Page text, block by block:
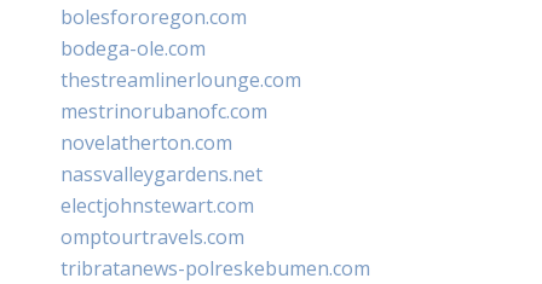
bolesfororegon.com
bodega-ole.com
thestreamlinerlounge.com
mestrinorubanofc.com
novelatherton.com
nassvalleygardens.net
electjohnstewart.com
omptourtravels.com
tribratanews-polreskebumen.com